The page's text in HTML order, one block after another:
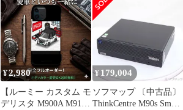
Eye Protector 9H for ア
ルパイン 液晶保護 9H
高硬度 ブルーライトカ
ット
(H28/11～)用スロット
ルブースター ミニコン
PROセット
¥2,980
【ルーミー カスタム モ
デリスタ M900A M910A
¥ 179,004
ソフマップ 〔中古品〕
ThinkCentre M90s Small